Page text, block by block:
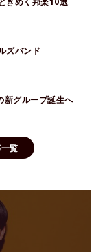
ズバンド
新グループ誕生へ
覧